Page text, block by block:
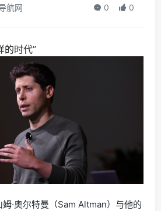
航网 0 0
的时代”
·奥尔特曼（Sam Altman）与他的